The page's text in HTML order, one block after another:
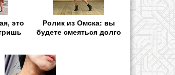
это
Ролик из Омска: вы
будете смеяться долго